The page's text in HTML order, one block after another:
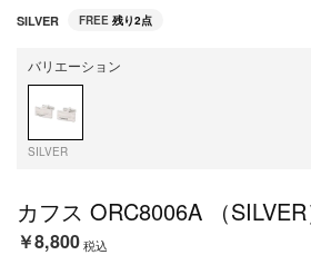
SILVER FREE 残り2点
バリエーション
SILVER
カフス ORC8006A （SILVER
￥8,800税込